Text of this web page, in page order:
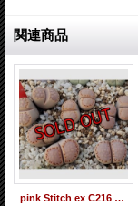
関連商品
pink Stitch ex C216 【26-1】